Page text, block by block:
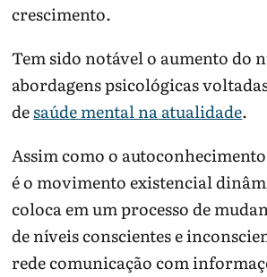
crescimento.
Tem sido notável o aumento do
abordagens psicológicas
desaúde mental na atualidade.
Assim como o
é o movimento existencial
coloca em um processo de
de níveis conscientes e
rede comunicação com